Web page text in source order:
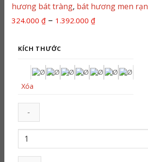
hương bát tràng, bát hương men rạn
324.000 ₫ – 1.392.000 ₫Khoảng
324.000 ₫
đến
KÍCH THƯỚC
Xóa
Bộ
Hương